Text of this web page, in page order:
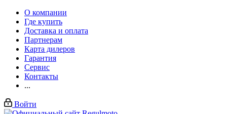
О компании
Где купить
Доставка и оплата
Партнерам
Карта дилеров
Гарантия
Сервис
Контакты
...
Войти